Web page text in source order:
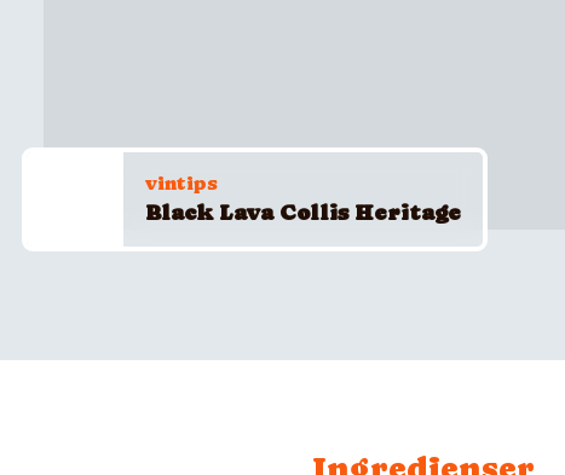
vintips
Black Lava Collis Heritage